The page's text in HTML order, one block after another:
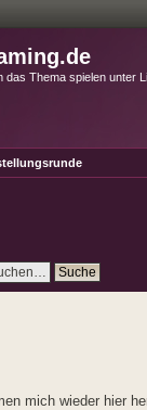
das Thema spielen unter
mich wieder hier